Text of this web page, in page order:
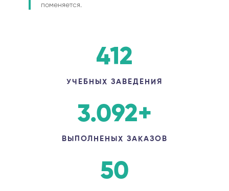
поменяется.
412
УЧЕБНЫХ ЗАВЕДЕНИЯ
3.092+
ВЫПОЛНЕНЫХ ЗАКАЗОВ
50